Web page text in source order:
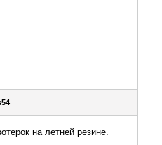
на летней резине.